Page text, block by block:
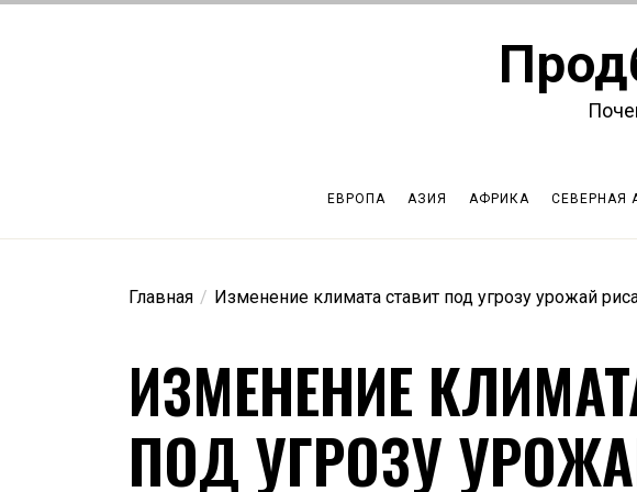
ЕВРОПА АЗИЯ АФРИКА СЕВЕРНАЯ
Главная Изменение климата ставит под угрозу урожай
ИЗМЕНЕНИЕ
ПОД УГРОЗУ